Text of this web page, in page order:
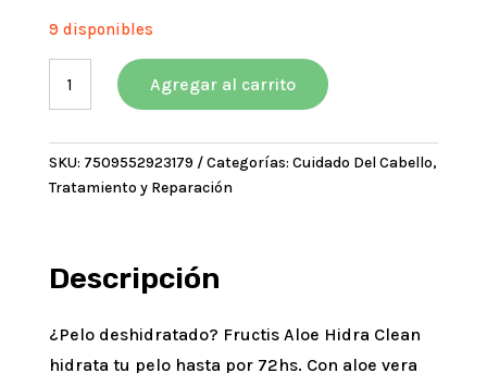
era:
$8732,89.
es:
$7859,60.
9 disponibles
Fructis
de
Peinar
Aloe
x
cantidad
Agregar al carrito
SKU: 7509552923179 Categorías: Cuidado Del Cabello,
Tratamiento y Reparación
Descripción
¿Pelo deshidratado? Fructis Aloe Hidra Clean
hidrata tu pelo hasta por 72hs. Con aloe vera